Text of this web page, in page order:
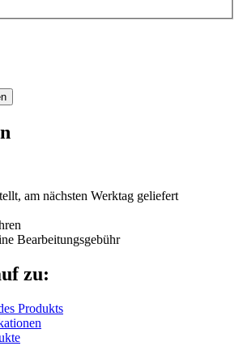
am nächsten Werktag geliefert
Bearbeitungsgebühr
zu:
Produkts